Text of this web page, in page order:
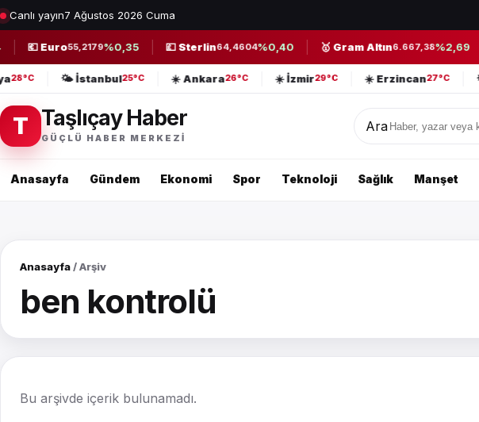
Canlı yayın7 Ağustos 2026 Cuma
💶 Euro55,2179%0,35 💷 Sterlin64,4604%0,40 🥇 Gram Altın6.667,38%2,69
28°C 🌤️ İstanbul25°C ☀️ Ankara26°C ☀️ İzmir29°C ☀️ Erzincan27°C
T Taşlıçay Haber
GÜÇLÜ HABER MERKEZI
Ara
Anasayfa Gündem Ekonomi Spor Teknoloji Sağlık Manşet
Anasayfa/ Arşiv
ben kontrolü
Bu arşivde içerik bulunamadı.